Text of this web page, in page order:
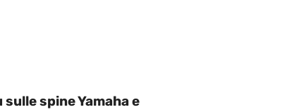
spine Yamaha e